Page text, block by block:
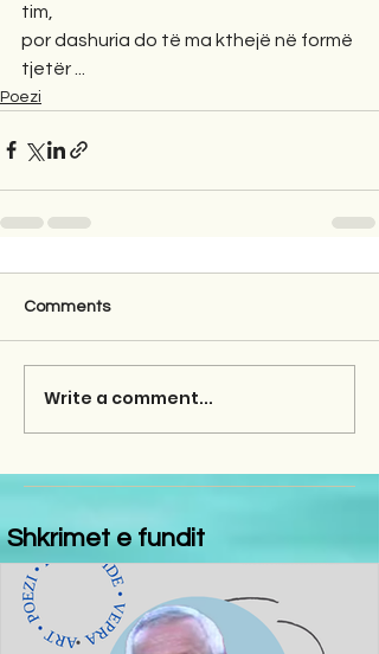
tim,
por dashuria do të ma kthejë në formë
tjetër ...
Poezi
Comments
Write a comment...
Shkrimet e fundit